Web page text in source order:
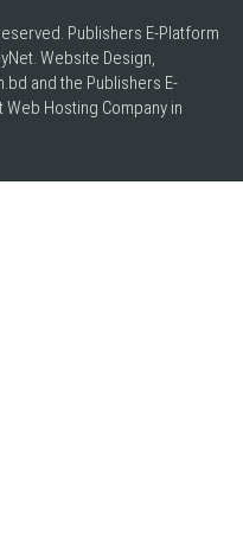
Publishers E-Platform
Website Design,
and the Publishers E-
Web Hosting Company in